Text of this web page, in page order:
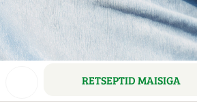
RETSEPTID MAISIGA